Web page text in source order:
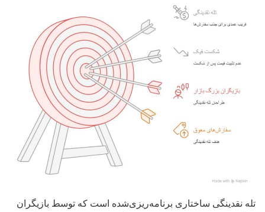
تله نقدینگی ساختاری برنامه‌ریزی‌شده است که توسط بازیگران